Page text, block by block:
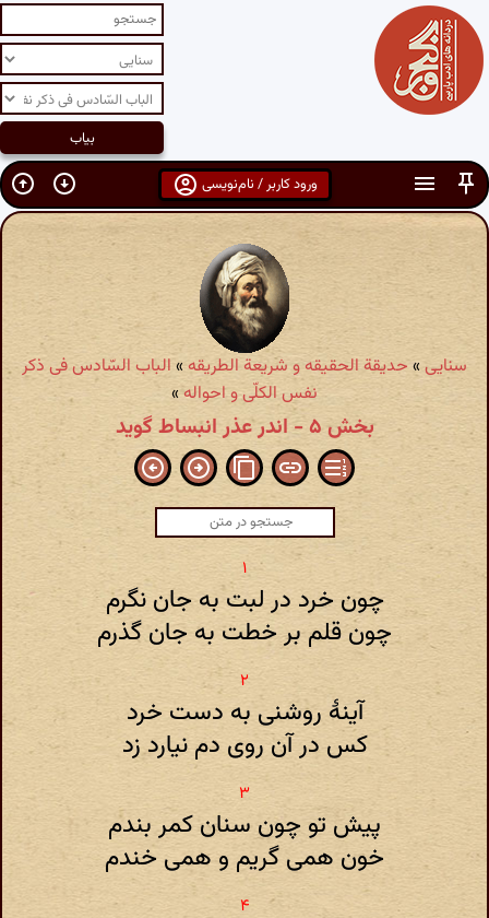
ورود کاربر / نام‌نویسی
سنایی » حدیقة الحقیقه و شریعة الطریقه » الباب السّادس فی ذکر
نفس الکلّی و احواله»
بخش ۵ - اندر عذر انبساط گوید
چون خرد در لبت به جان نگرم
چون قلم بر خطت به جان گذرم
آینهٔ روشنی به دست خرد
کس در آن روی دم نیارد زد
پیش تو چون سنان کمر بندم
خون همی گریم و همی خندم